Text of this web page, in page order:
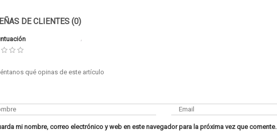
DE CLIENTES (0)
mi nombre, correo electrónico y web en este navegador para la próxima vez que comente.